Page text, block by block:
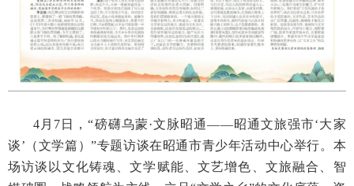
4月7日，“磅礴乌蒙·文脉昭通——昭通文旅强市‘大家
谈’（文学篇）”专题访谈在昭通市青少年活动中心举行。本
场访谈以文化铸魂、文学赋能、文艺增色、文旅融合、智